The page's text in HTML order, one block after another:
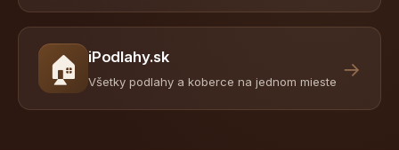
🏠 iPodlahy.sk
Všetky podlahy a koberce na jednom mieste
→